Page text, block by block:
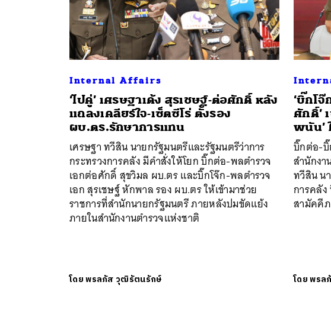
Internal Affairs
‘ไปคู่’ เศรษฐาเด้ง สุรเชษฐ์-ต่อศักดิ์ หลัง
แถลงเคลียร์ใจ-เซ็ตซีโร่ ตั้งรอง
ผบ.ตร.รักษาการแทน
เศรษฐา ทวีสิน นายกรัฐมนตรีและรัฐมนตรีว่าการ
กระทรวงการคลัง มีคำสั่งให้โยก บิ๊กต่อ-พลตำรวจ
เอกต่อศักดิ์ สุขวิมล ผบ.ตร และบิ๊กโจ๊ก-พลตำรวจ
เอก สุรเชษฐ์ หักพาล รอง ผบ.ตร ให้เข้ามาช่วย
ราชการที่สำนักนายกรัฐมนตรี ภายหลังปมขัดแย้ง
ภายในสำนักงานตำรวจแห่งชาติ
โดยพรลภัส วุฒิรัตนรักษ์
‘บิ๊กโ
ศักดิ์’
พนัน’
บิ๊กต่อ-บิ๊
สำนักงา
ทวีสิน น
การคลั
สามัคคี
โดยพรล